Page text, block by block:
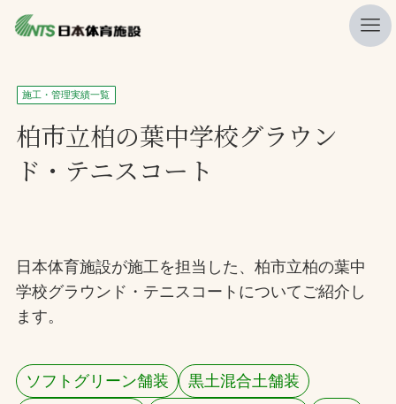
私たちの強み
ニュース
プレスリリース
施工・管理実績一覧
会社概要
施工・管理実績一覧
柏市立柏の葉中学校グラウン
ド・テニスコート
日本体育施設が施工を担当した、柏市立柏の葉中
学校グラウンド・テニスコートについてご紹介し
ます。
ソフトグリーン舗装
黒土混合土舗装